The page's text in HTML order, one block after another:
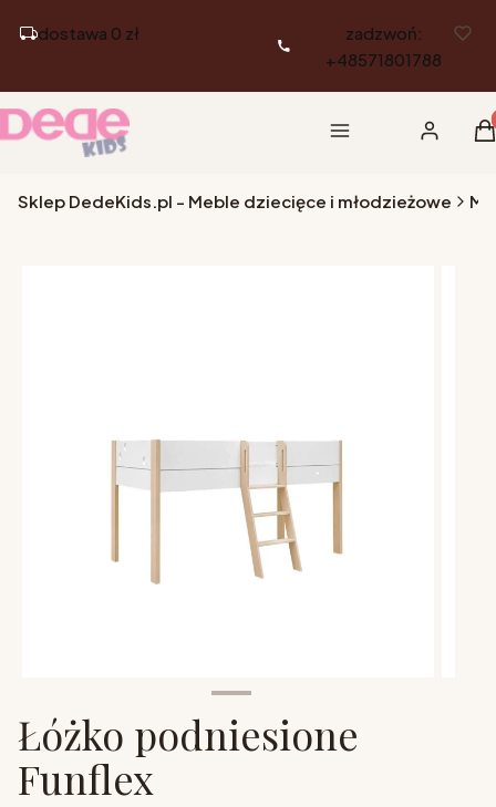
dostawa 0 zł
zadzwoń:
+48571801788
Menu Zaloguj się
Sklep DedeKids.pl - Meble dziecięce i młodzieżowe
Łóżko podniesione
Funflex